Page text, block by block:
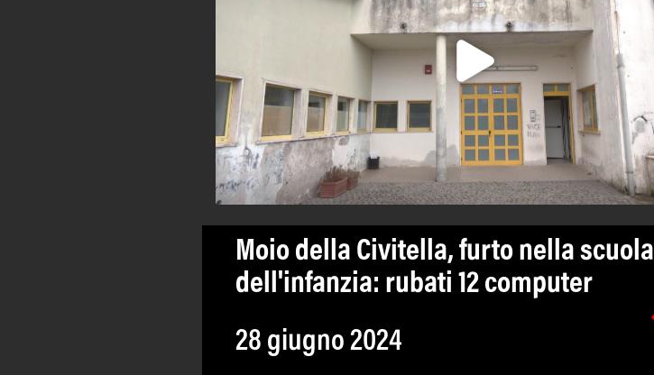
Moio della Civitella, furto nella scuola
dell'infanzia: rubati 12 computer
28 giugno 2024